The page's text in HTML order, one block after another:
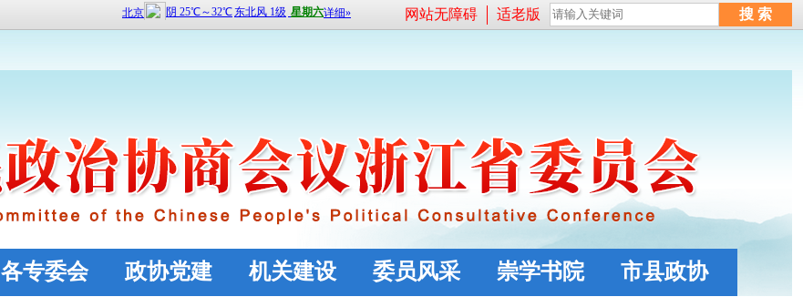
网站无障碍 适老版
各专委会 政协党建 机关建设 委员风采 崇学书院 市县政协